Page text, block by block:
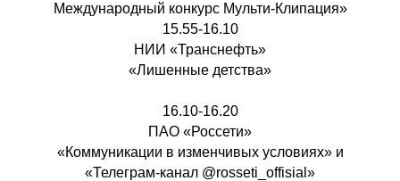
Международный конкурс Мульти-Клипация»
15.55-16.10
НИИ «Транснефть»
«Лишенные детства»
16.10-16.20
ПАО «Россети»
«Коммуникации в изменчивых условиях» и
«Телеграм-канал @rosseti_offisial»